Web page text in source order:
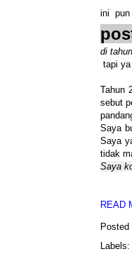
ini
di
tapi
Tahun
sebut
Saya
Saya
tidak
Saya
READ
Posted
Labels: